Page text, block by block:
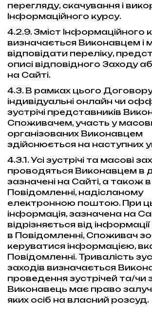
перегляду, скачування і
Інформаційного курсу.
4.2.9. Зміст Інформаційного
визначається Виконавцем і
відповідати переліку,
описі відповідного Заходу
на Сайті.
4.3. В рамках цього
індивідуальні онлайн чи
зустрічі представників
Споживачем, участь у
організованих Виконавцем
здійснюється на наступних
4.3.1. Усі зустрічі та масові
проводяться Виконавцем в
зазначені на Сайті, а також в
Повідомленні, надісланому
електронною поштою. При
інформація, зазначена на
відрізняється від
в Повідомленні, Споживач
керуватися інформацією,
Повідомленні. Тривалість
заходів визначається
проведення зустрічей та/чи
Виконавець має право
яких осіб на власний розсуд.